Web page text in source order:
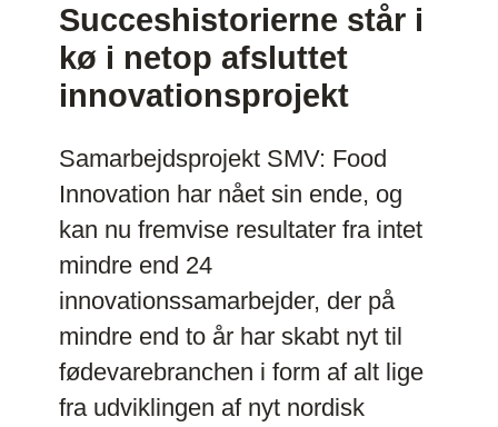
Succeshistorierne står i
kø i netop afsluttet
innovationsprojekt
Samarbejdsprojekt SMV: Food
Innovation har nået sin ende, og
kan nu fremvise resultater fra intet
mindre end 24
innovationssamarbejder, der på
mindre end to år har skabt nyt til
fødevarebranchen i form af alt lige
fra udviklingen af nyt nordisk